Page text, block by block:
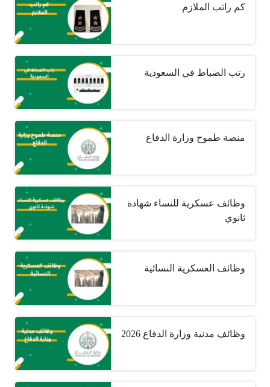
كم راتب الملازم
رتب الضباط في السعودية
منصة طموح وزارة الدفاع
وظائف عسكرية للنساء شهادة
ثانوي
وظائف العسكرية النسائية
وظائف مدنية وزارة الدفاع 2026